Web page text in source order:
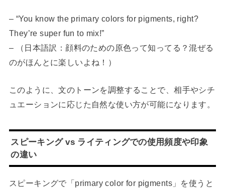
– “You know the primary colors for pigments, right?
They’re super fun to mix!”
– （日本語訳：顔料のための原色って知ってる？混ぜる
のがほんとに楽しいよね！）
このように、文のトーンを調整することで、相手やシチ
ュエーションに応じた自然な使い方が可能になります。
スピーキング vs ライティングでの使用頻度や印象
の違い
スピーキングで「primary color for pigments」を使うと